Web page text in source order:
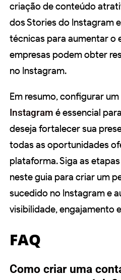
criação de conteúdo
dos Stories do Instagram
técnicas para aumentar o
empresas podem obter
no Instagram.
Em resumo, configurar
Instagram é essencial
deseja fortalecer sua
todas as oportunidades
plataforma. Siga as
neste guia para criar um
sucedido no Instagram e
visibilidade, engajamento
FAQ
Como criar uma